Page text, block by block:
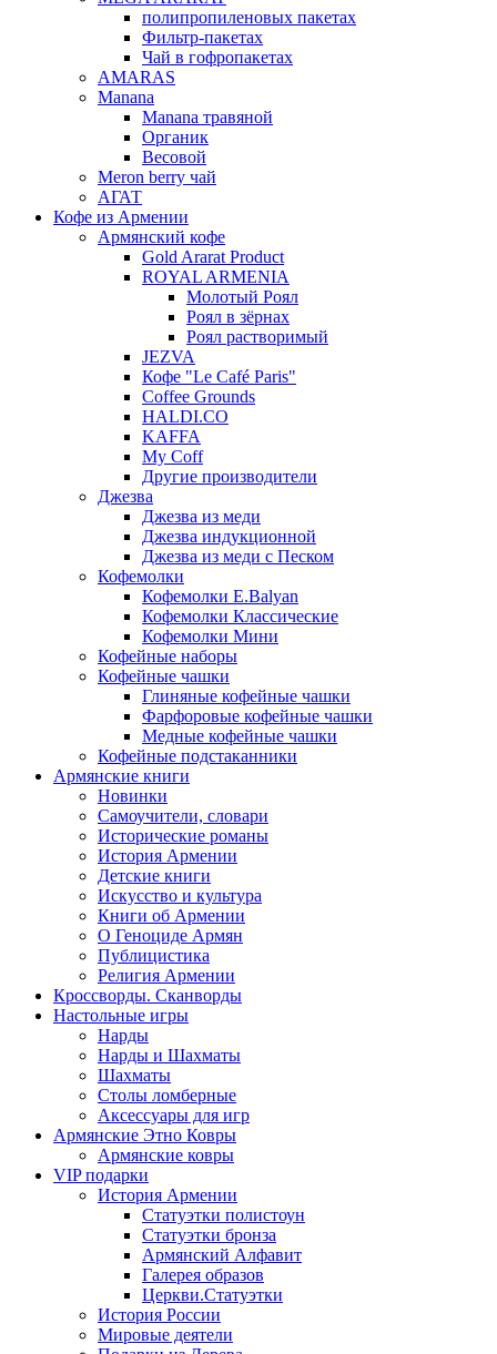
полипропиленовых пакетах
Фильтр-пакетах
Чай в гофропакетах
AMARAS
Manana
Manana травяной
Органик
Весовой
Meron berry чай
АГАТ
Кофе из Армении
Армянский кофе
Gold Ararat Product
ROYAL ARMENIA
Молотый Роял
Роял в зёрнах
Роял растворимый
JEZVA
Кофе "Le Café Paris"
Coffee Grounds
HALDI.CO
KAFFA
My Coff
Другие производители
Джезва
Джезва из меди
Джезва индукционной
Джезва из меди с Песком
Кофемолки
Кофемолки E.Balyan
Кофемолки Классические
Кофемолки Мини
Кофейные наборы
Кофейные чашки
Глиняные кофейные чашки
Фарфоровые кофейные чашки
Медные кофейные чашки
Кофейные подстаканники
Армянские книги
Новинки
Самоучители, словари
Исторические романы
История Армении
Детские книги
Иcкусство и культура
Книги об Армении
О Геноциде Армян
Публицистика
Религия Армении
Кроссворды. Сканворды
Настольные игры
Нарды
Нарды и Шахматы
Шахматы
Столы ломберные
Аксессуары для игр
Армянские Этно Ковры
Армянские ковры
VIP подарки
История Армении
Статуэтки полистоун
Статуэтки бронза
Армянский Алфавит
Галерея образов
Церкви.Статуэтки
История России
Мировые деятели